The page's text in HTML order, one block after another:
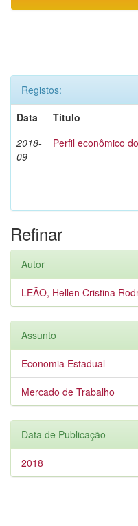
Registos:
Data
Título
2018-
09
Perfil econômico
Refinar
Autor
LEÃO, Hellen Cristina
Assunto
Economia Estadual
Mercado de Trabalho
Data de Publicação
2018